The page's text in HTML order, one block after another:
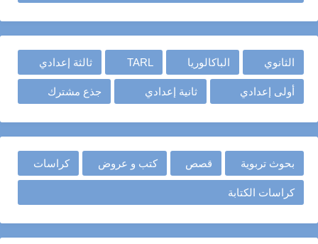
الثانوي الباكالوريا TARL ثالثة إعدادي
أولى إعدادي ثانية إعدادي جذع مشترك
بحوث تربوية قصص كتب و عروض كراسات
كراسات الكتابة